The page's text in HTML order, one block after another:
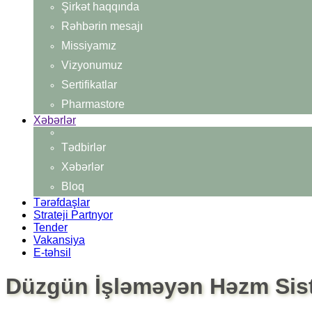
Şirkət haqqında
Rəhbərin mesajı
Missiyamız
Vizyonumuz
Sertifikatlar
Pharmastore
Xəbərlər
Tədbirlər
Xəbərlər
Bloq
Tərəfdaşlar
Strateji Partnyor
Tender
Vakansiya
E-təhsil
Düzgün İşləməyən Həzm